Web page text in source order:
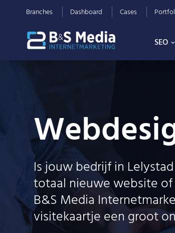
Branches Dashboard Cases
SEO
Is jouw bedrijf in
totaal nieuwe website
B&S Media
visitekaartje een groot